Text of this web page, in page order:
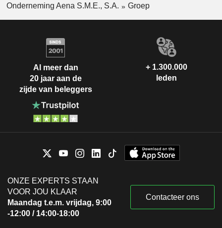
Onderneming Aena S.M.E., S.A.
Groep
Al meer dan
20 jaar aan de
zijde van beleggers
+ 1.300.000
leden
ONZE EXPERTS STAAN
VOOR JOU KLAAR
Maandag t.e.m. vrijdag, 9:00
-12:00 / 14:00-18:00
Contacteer ons